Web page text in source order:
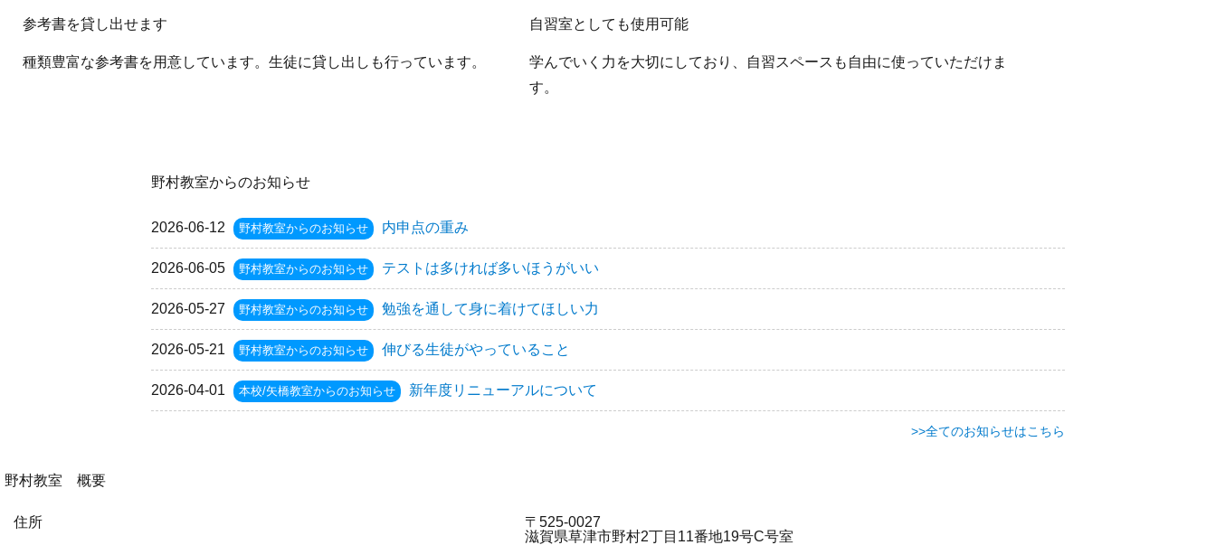
参考書を貸し出せます
種類豊富な参考書を用意しています。生徒に貸し出しも行っています。
自習室としても使用可能
学んでいく力を大切にしており、自習スペースも自由に使っていただけま
す。
野村教室からのお知らせ
2026-06-12 野村教室からのお知らせ 内申点の重み
2026-06-05 野村教室からのお知らせ テストは多ければ多いほうがいい
2026-05-27 野村教室からのお知らせ 勉強を通して身に着けてほしい力
2026-05-21 野村教室からのお知らせ 伸びる生徒がやっていること
2026-04-01 本校/矢橋教室からのお知らせ 新年度リニューアルについて
>>全てのお知らせはこちら
野村教室 概要
住所
〒525-0027
滋賀県草津市野村2丁目11番地19号C号室